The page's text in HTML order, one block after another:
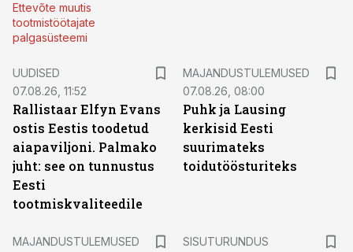
Ettevõte muutis
tootmistöötajate
palgasüsteemi
UUDISED
07.08.26, 11:52
Rallistaar Elfyn Evans
ostis Eestis toodetud
aiapaviljoni. Palmako
juht: see on tunnustus
Eesti
tootmiskvaliteedile
MAJANDUSTULEMUSED
07.08.26, 08:00
Puhk ja Lausing
kerkisid Eesti
suurimateks
toidutöösturiteks
MAJANDUSTULEMUSED
SISUTURUNDUS